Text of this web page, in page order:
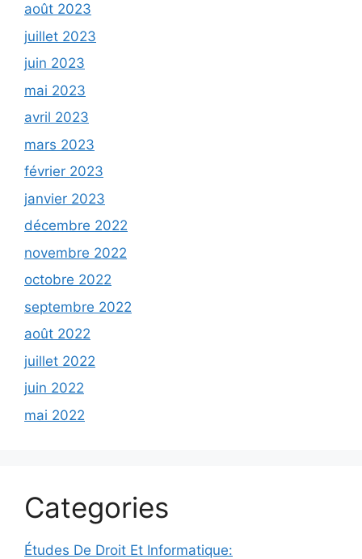
août 2023
juillet 2023
juin 2023
mai 2023
avril 2023
mars 2023
février 2023
janvier 2023
décembre 2022
novembre 2022
octobre 2022
septembre 2022
août 2022
juillet 2022
juin 2022
mai 2022
Categories
Études De Droit Et Informatique: